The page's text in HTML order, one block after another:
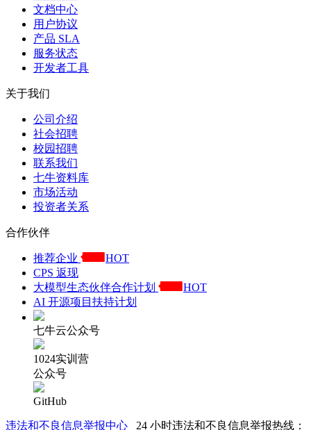
文档中心
用户协议
产品 SLA
服务状态
开发者工具
关于我们
公司介绍
社会招聘
校园招聘
联系我们
七牛资料库
市场活动
投资者关系
合作伙伴
推荐企业
HOT
CPS 返现
大模型生态伙伴合作计划
HOT
AI 开源项目扶持计划
七牛云公众号
1024实训营
公众号
GitHub
违法和不良信息举报中心 24 小时违法和不良信息举报热线：